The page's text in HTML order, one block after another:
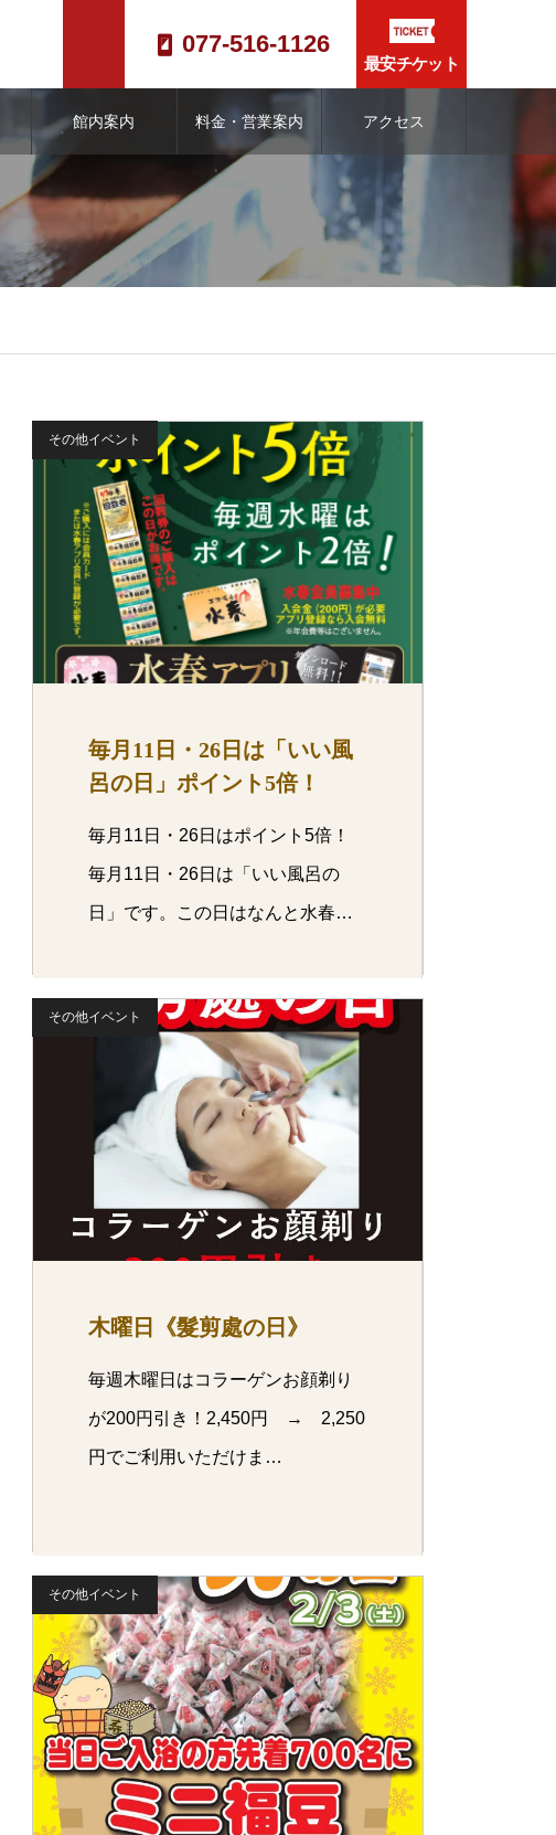
最安チケット
077-516-1126
館内案内 料金・営業案内 アクセス
その他イベント
毎月11日・26日は「いい風
呂の日」ポイント5倍！
毎月11日・26日はポイント5倍！
毎月11日・26日は「いい風呂の
日」です。この日はなんと水春ポ
その他イベント
木曜日《髮剪處の日》
毎週木曜日はコラーゲンお顔剃り
が200円引き！2,450円 → 2,250
円でご利用いただけま…
その他イベント